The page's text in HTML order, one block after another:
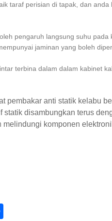
taraf perisian di tapak, dan
pengaruh langsung suhu
jaminan yang boleh
terbina dalam dalam kabinet
pembakar anti statik kelabu
statik disambungkan terus
komponen
Share